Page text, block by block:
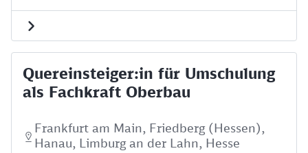
Quereinsteiger:in für Umschulung
als Fachkraft Oberbau
Frankfurt am Main, Friedberg (Hessen),
Hanau, Limburg an der Lahn, Hesse